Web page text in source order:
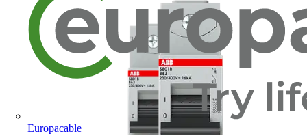
Europacable